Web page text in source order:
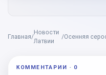
Главная/
Новости
Латвии
/Осенняя
КОММЕНТАРИИ · 0